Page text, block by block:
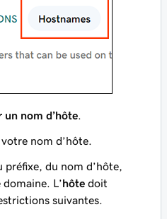
un nom d’hôte
nom d’hôte.
préfixe, du nom d’hôte,
L’hôte doit
suivantes.